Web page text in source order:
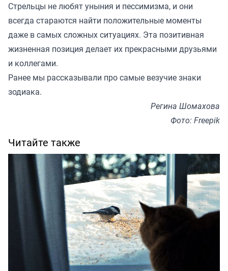
Стрельцы не любят уныния и пессимизма, и они
всегда стараются найти положительные моменты
даже в самых сложных ситуациях. Эта позитивная
жизненная позиция делает их прекрасными друзьями
и коллегами.
Ранее мы рассказывали просамые везучие знаки
зодиака.
Регина Шомахова
Фото: Freepik
Читайте также